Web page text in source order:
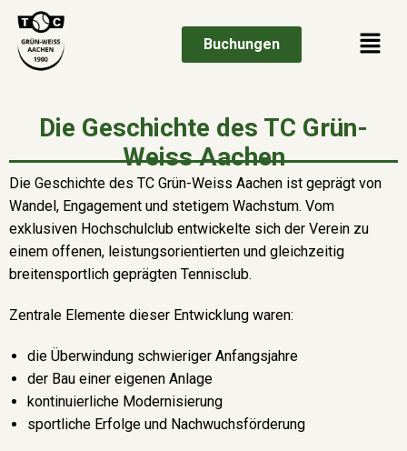
Buchungen
Die Geschichte des TC Grün-
Weiss Aachen
Die Geschichte des TC Grün-Weiss Aachen ist geprägt von
Wandel, Engagement und stetigem Wachstum. Vom
exklusiven Hochschulclub entwickelte sich der Verein zu
einem offenen, leistungsorientierten und gleichzeitig
breitensportlich geprägten Tennisclub.
Zentrale Elemente dieser Entwicklung waren:
die Überwindung schwieriger Anfangsjahre
der Bau einer eigenen Anlage
kontinuierliche Modernisierung
sportliche Erfolge und Nachwuchsförderung